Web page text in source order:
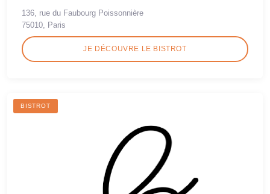
136, rue du Faubourg Poissonnière
75010, Paris
JE DÉCOUVRE LE BISTROT
BISTROT